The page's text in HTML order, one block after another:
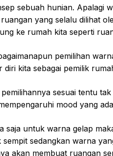
sebuah hunian. Apalagi
yang selalu dilihat
ke rumah kita seperti
pemilihan
diri kita sebagai pemilik
sesuai tentu
mood yang
saja untuk warna gelap
sempit sedangkan warna
akan membuat ruangan